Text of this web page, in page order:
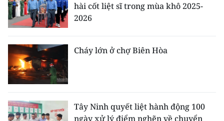
hài cốt liệt sĩ trong mùa khô 2025-
2026
Cháy lớn ở chợ Biên Hòa
Tây Ninh quyết liệt hành động 100
ngày xử lý điểm nghẽn về chuyển